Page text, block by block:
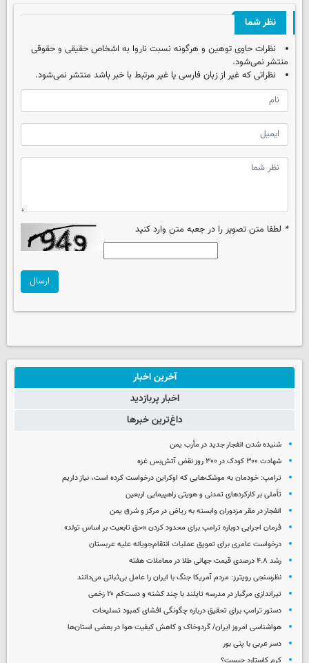
نظر شما
نظرات حاوی توهین و هرگونه نسبت ناروا به اشخاص حقیقی و حقوقی
منتشر نمی‌شود.
نظراتی که غیر از زبان فارسی یا غیر مرتبط با خبر باشد منتشر نمی‌شود.
* لطفا متن تصویر را در جعبه متن وارد کنید
ارسال
آخرین اخبار
اخبار پربازدید
داغ‌ترین خبرها
شنیده شدن انفجار جدید در مأرب یمن
شهادت ۳۰۰ کودک در ۳۰۰ روز نقض آتش‌بس غزه
ترامپ: خودمان به موشک‌هایی که اوکراین درخواست کرده است، نیاز داریم
تأملی بر کارکردهای تمدنی و هویتی راهپیمایی اربعین
انفجار در مقر مزدوران وابسته به ریاض در مرکز و شرق یمن
فرمان اجرایی دوباره ترامپ برای محدود کردن «حق تابعیت بر اساس تولد»
درخواست عامری برای تعویق عملیات انتقام‌جویانه علیه عربستان
رشد ۴.۸ درصدی قیمت جهانی طلا در معاملات هفته
نظرسنجی رویترز: مردم آمریکا جنگ با ایران را عامل بی‌ثباتی می‌دانند
تیراندازی مرگبار در مدرسه‌ تایلند با چند کشته و دست‌کم ۲۰ زخمی
دستور ترامپ برای تحقیق درباره چگونگی افشای کمبود تسلیحات
هواشناسی امروز ایران/ گردوخاک و کاهش کیفیت هوا در بعضی استان‌ها
دسر عربی با پتی بور
کرم کاستارد چیست؟